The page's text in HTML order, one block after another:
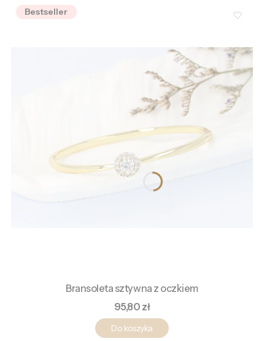
Bestseller
Bransoleta sztywna z oczkiem
Cena
95,80 zł
Do koszyka